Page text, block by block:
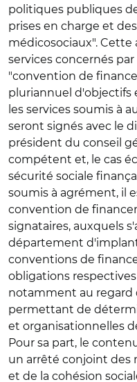
politiques publiques
prises en charge et
médicosociaux". Cette
services concernés
"convention de
pluriannuel d'objectifs
les services soumis à
seront signés avec le
président du conseil
compétent et, le cas
sécurité sociale
soumis à agrément, il
convention de
signataires, auxquels
département
conventions de
obligations
notamment au regard
permettant de
et organisationnelles
Pour sa part, le
un arrêté conjoint des
et de la cohésion